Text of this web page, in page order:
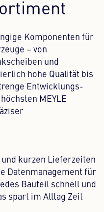
Komponenten für
– von
und
hohe Qualität bis
Entwicklungs-
MEYLE
kurzen Lieferzeiten
Datenmanagement für
Bauteil schnell und
spart im Alltag Zeit